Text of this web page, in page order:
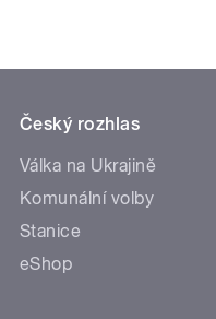
Český rozhlas
Válka na Ukrajině
Komunální volby
Stanice
eShop